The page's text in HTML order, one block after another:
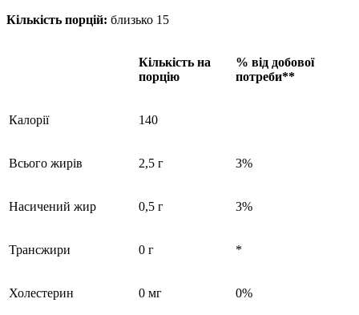
Кількість порцій: близько 15
Кількість на
порцію
% від добової
потреби**
Калорії 140
Всього жирів 2,5 г 3%
Насичений жир 0,5 г 3%
Трансжири 0 г *
Холестерин 0 мг 0%